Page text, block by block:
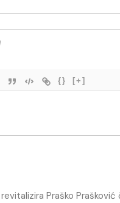
{} [+]
Praško Prašković